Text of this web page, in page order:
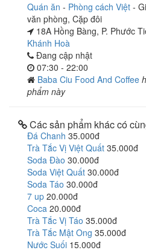
Quán ăn - Phòng cách Việt -
văn phòng, Cặp đôi
18A Hồng Bàng, P. Phước
Khánh Hoà
Đang cập nhật
07:30 - 22:00
Baba Ciu Food And Coffee
phẩm này
Các sản phẩm khác có
Đá Chanh 35.000đ
Trà Tắc Vị Việt Quất 35.000đ
Soda Đào 30.000đ
Soda Việt Quất 30.000đ
Soda Táo 30.000đ
7 up 20.000đ
Coca 20.000đ
Trà Tắc Vị Táo 35.000đ
Trà Tắc Mật Ong 35.000đ
Nước Suối 15.000đ